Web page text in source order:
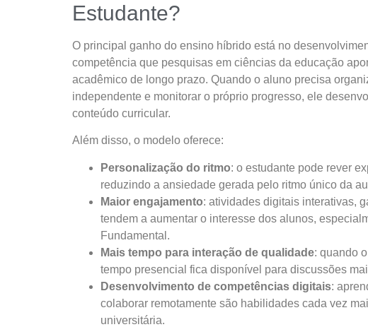
Estudante?
O principal ganho do ensino híbrido está no
competência que pesquisas em ciências da educação
acadêmico de longo prazo. Quando o aluno precisa
independente e monitorar o próprio progresso, ele
conteúdo curricular.
Além disso, o modelo oferece:
Personalização do ritmo: o estudante pode rever
reduzindo a ansiedade gerada pelo ritmo único da
Maior engajamento: atividades digitais interativas,
tendem a aumentar o interesse dos alunos,
Fundamental.
Mais tempo para interação de qualidade: quando
tempo presencial fica disponível para discussões
Desenvolvimento de competências digitais:
colaborar remotamente são habilidades cada vez
universitária.